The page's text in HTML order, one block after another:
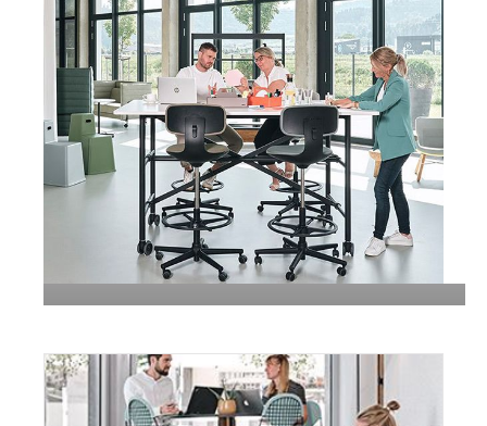
“Büro” brauchen wir noch?
Mehr erfahren